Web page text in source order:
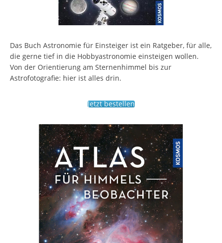
Das Buch Astronomie für Einsteiger ist ein Ratgeber, für alle,
die gerne tief in die Hobbyastronomie einsteigen wollen.
Von der Orientierung am Sternenhimmel bis zur
Astrofotografie: hier ist alles drin.
Jetzt bestellen